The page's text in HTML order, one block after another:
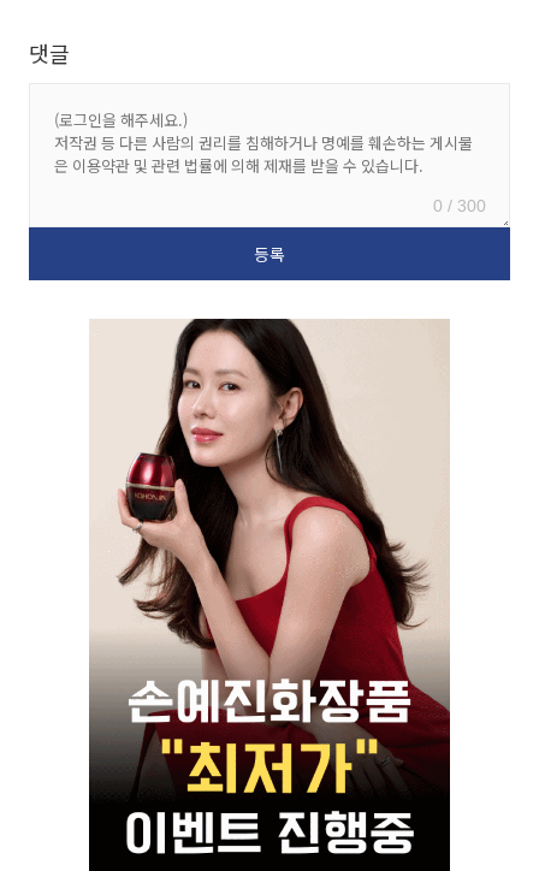
댓글
0 / 300